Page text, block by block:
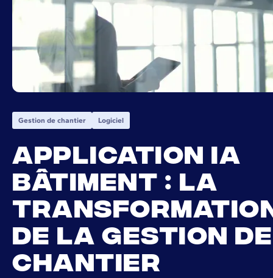
Gestion de chantier Logiciel
Application IA
bâtiment : la
de la gestion de
chantier